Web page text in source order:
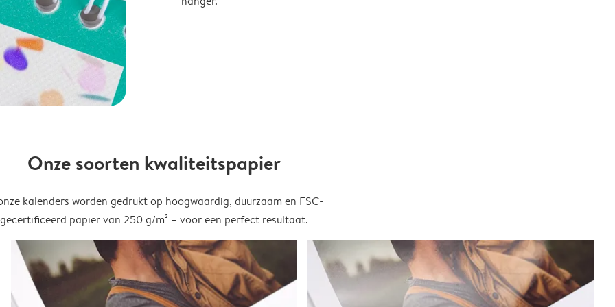
Onze soorten kwaliteitspapier
kalenders worden gedrukt op hoogwaardig, duurzaam en FSC-
gecertificeerd papier van 250 g/m² – voor een perfect resultaat.